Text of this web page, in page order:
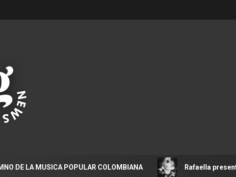
MUSICA POPULAR COLOMBIANA Rafaella presenta